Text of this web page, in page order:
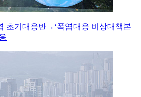
초기대응반→‘폭염대응 비상대책본